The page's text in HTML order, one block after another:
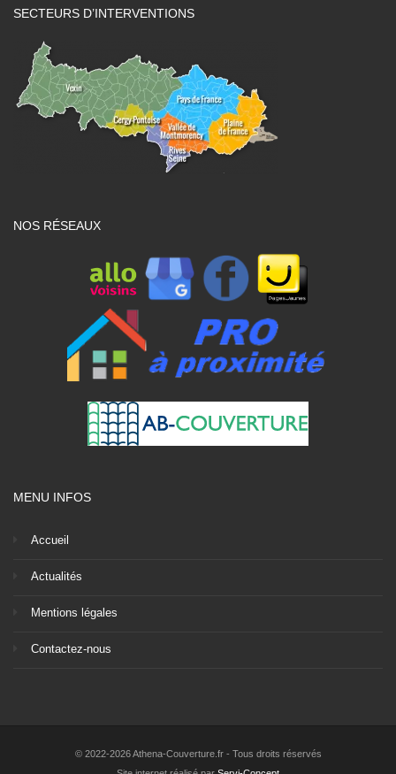
SECTEURS D’INTERVENTIONS
NOS RÉSEAUX
MENU INFOS
Accueil
Actualités
Mentions légales
Contactez-nous
© 2022-2026 Athena-Couverture.fr - Tous droits réservés